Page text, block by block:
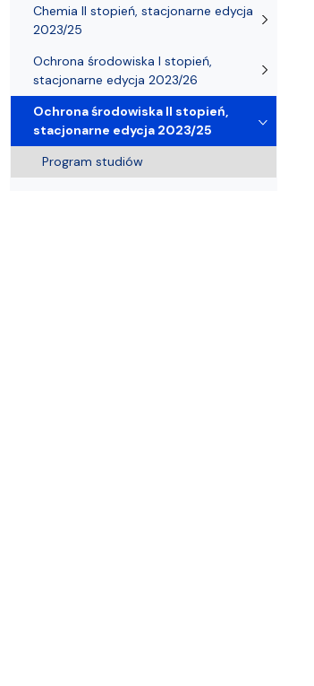
Chemia II stopień, stacjonarne edycja
2023/25
Ochrona środowiska I stopień,
stacjonarne edycja 2023/26
Ochrona środowiska II stopień,
stacjonarne edycja 2023/25
Program studiów